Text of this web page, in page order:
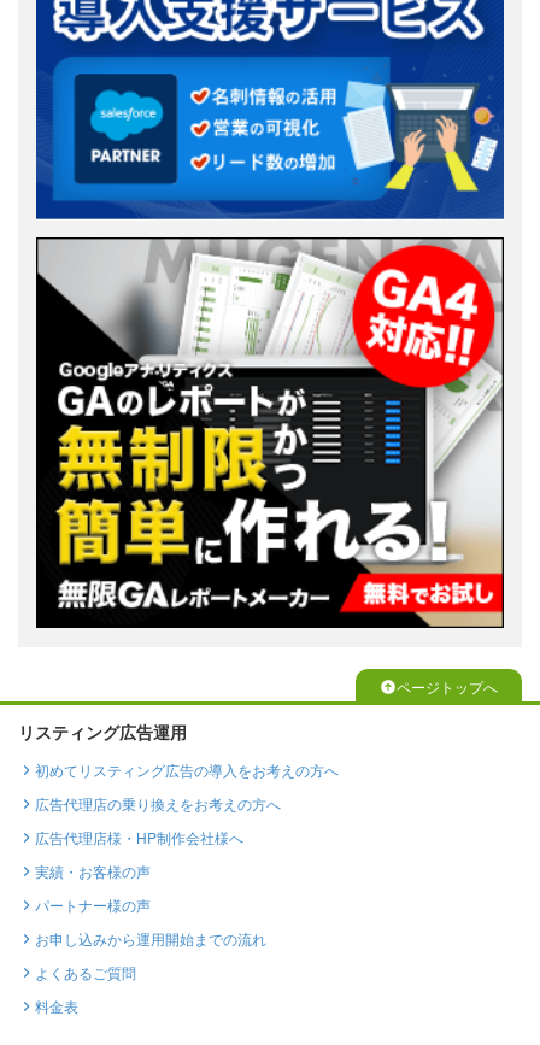
ページトップへ
リスティング広告運用
初めてリスティング広告の導入をお考えの方へ
広告代理店の乗り換えをお考えの方へ
広告代理店様・HP制作会社様へ
実績・お客様の声
パートナー様の声
お申し込みから運用開始までの流れ
よくあるご質問
料金表